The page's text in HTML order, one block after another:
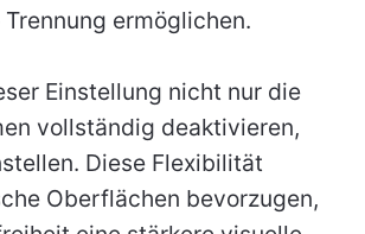
ermöglichen.
Einstellung nicht nur die
vollständig deaktivieren,
Diese Flexibilität
Oberflächen bevorzugen,